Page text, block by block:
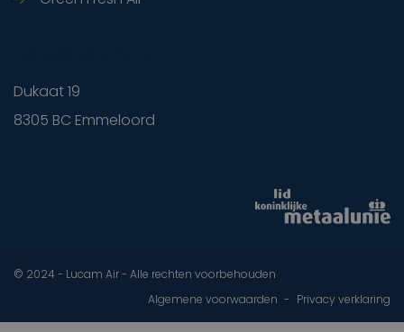
Dukaat 19
8305 BC Emmeloord
© 2024 - Lucam Air - Alle rechten voorbehouden
Algemene voorwaarden
Privacy verklaring